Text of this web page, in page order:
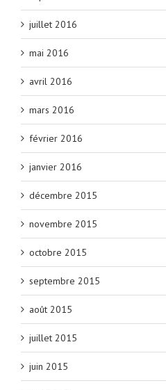
juillet 2016
mai 2016
avril 2016
mars 2016
février 2016
janvier 2016
décembre 2015
novembre 2015
octobre 2015
septembre 2015
août 2015
juillet 2015
juin 2015